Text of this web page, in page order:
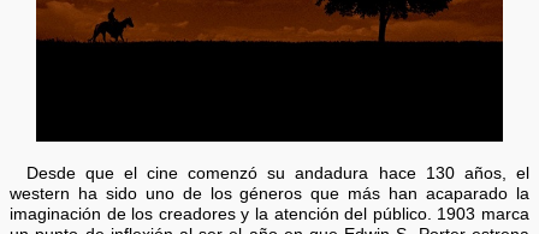
Desde que el cine comenzó su andadura hace 130 años, el
western ha sido uno de los géneros que más han acaparado la
imaginación de los creadores y la atención del público. 1903 marca